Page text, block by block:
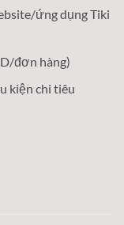
ứng dụng Tiki
đơn hàng)
kiện chi tiêu